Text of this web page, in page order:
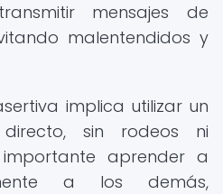
mensajes de
malentendidos y
implica utilizar un
sin rodeos ni
aprender a
a los demás,